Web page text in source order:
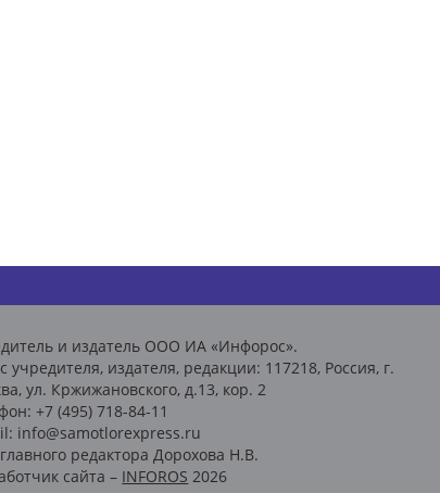
и издатель ООО ИА «Инфорос».
учредителя, издателя, редакции: 117218, Россия, г.
ул. Кржижановского, д.13, кор. 2
+7 (495) 718-84-11
info@samotlorexpress.ru
редактора Дорохова Н.В.
сайта – INFOROS 2026